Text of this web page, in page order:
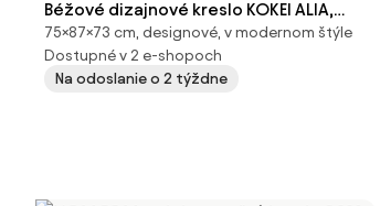
Béžové dizajnové kreslo KOKEI ALIA,
dekor orech
75×87×73 cm, designové, v modernom štýle
Dostupné v 2 e-shopoch
Na odoslanie o 2 týždne